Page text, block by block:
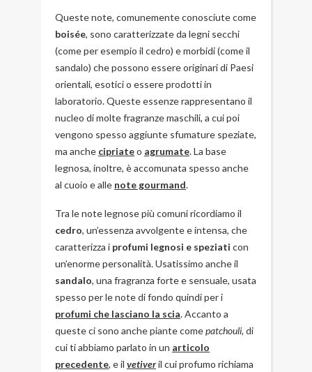
Queste note, comunemente conosciute come
boisée, sono caratterizzate da legni secchi
(come per esempio il cedro) e morbidi (come il
sandalo) che possono essere originari di Paesi
orientali, esotici o essere prodotti in
laboratorio. Queste essenze rappresentano il
nucleo di molte fragranze maschili, a cui poi
vengono spesso aggiunte sfumature speziate,
ma anche cipriateo agrumate. La base
legnosa, inoltre, è accomunata spesso anche
al cuoio e alle note gourmand.
Tra le note legnose più comuni ricordiamo il
cedro, un’essenza avvolgente e intensa, che
caratterizza i profumi legnosi e speziati con
un’enorme personalità. Usatissimo anche il
sandalo, una fragranza forte e sensuale, usata
spesso per le note di fondo quindi per i
profumi che lasciano la scia. Accanto a
queste ci sono anche piante comepatchouli, di
cui ti abbiamo parlato in un articolo
precedente, e il vetiveril cui profumo richiama